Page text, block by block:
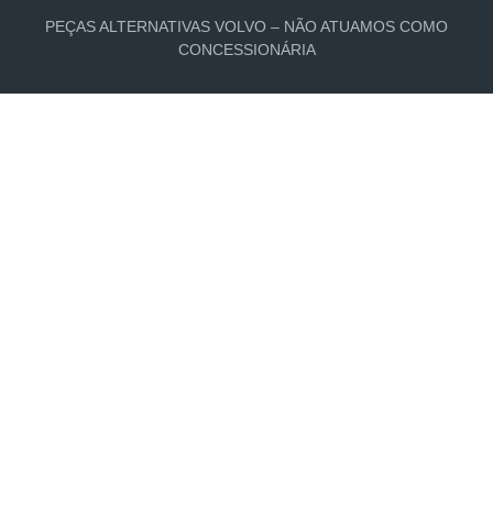
PEÇAS ALTERNATIVAS VOLVO – NÃO ATUAMOS COMO
CONCESSIONÁRIA